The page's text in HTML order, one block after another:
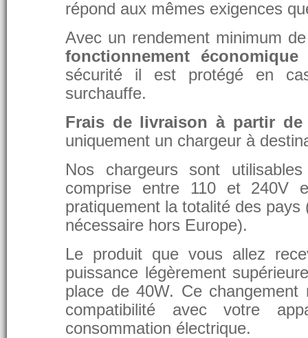
répond aux mêmes exigences
Avec un rendement minimum
fonctionnement
sécurité il est protégé en
surchauffe.
Frais de livraison à partir de
uniquement un chargeur à
Nos chargeurs sont
comprise entre 110 et 240V
pratiquement la totalité des
nécessaire hors Europe).
Le produit que vous allez
puissance légèrement
place de 40W. Ce
compatibilité avec votre
consommation électrique.